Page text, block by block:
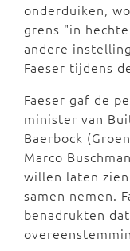
onderduiken,
grens "in
andere
Faeser tijdens
Faeser gaf de
minister van
Baerbock
Marco
willen laten
samen nemen.
benadrukten